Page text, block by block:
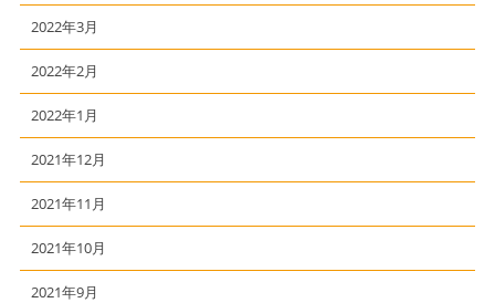
2022年3月
2022年2月
2022年1月
2021年12月
2021年11月
2021年10月
2021年9月